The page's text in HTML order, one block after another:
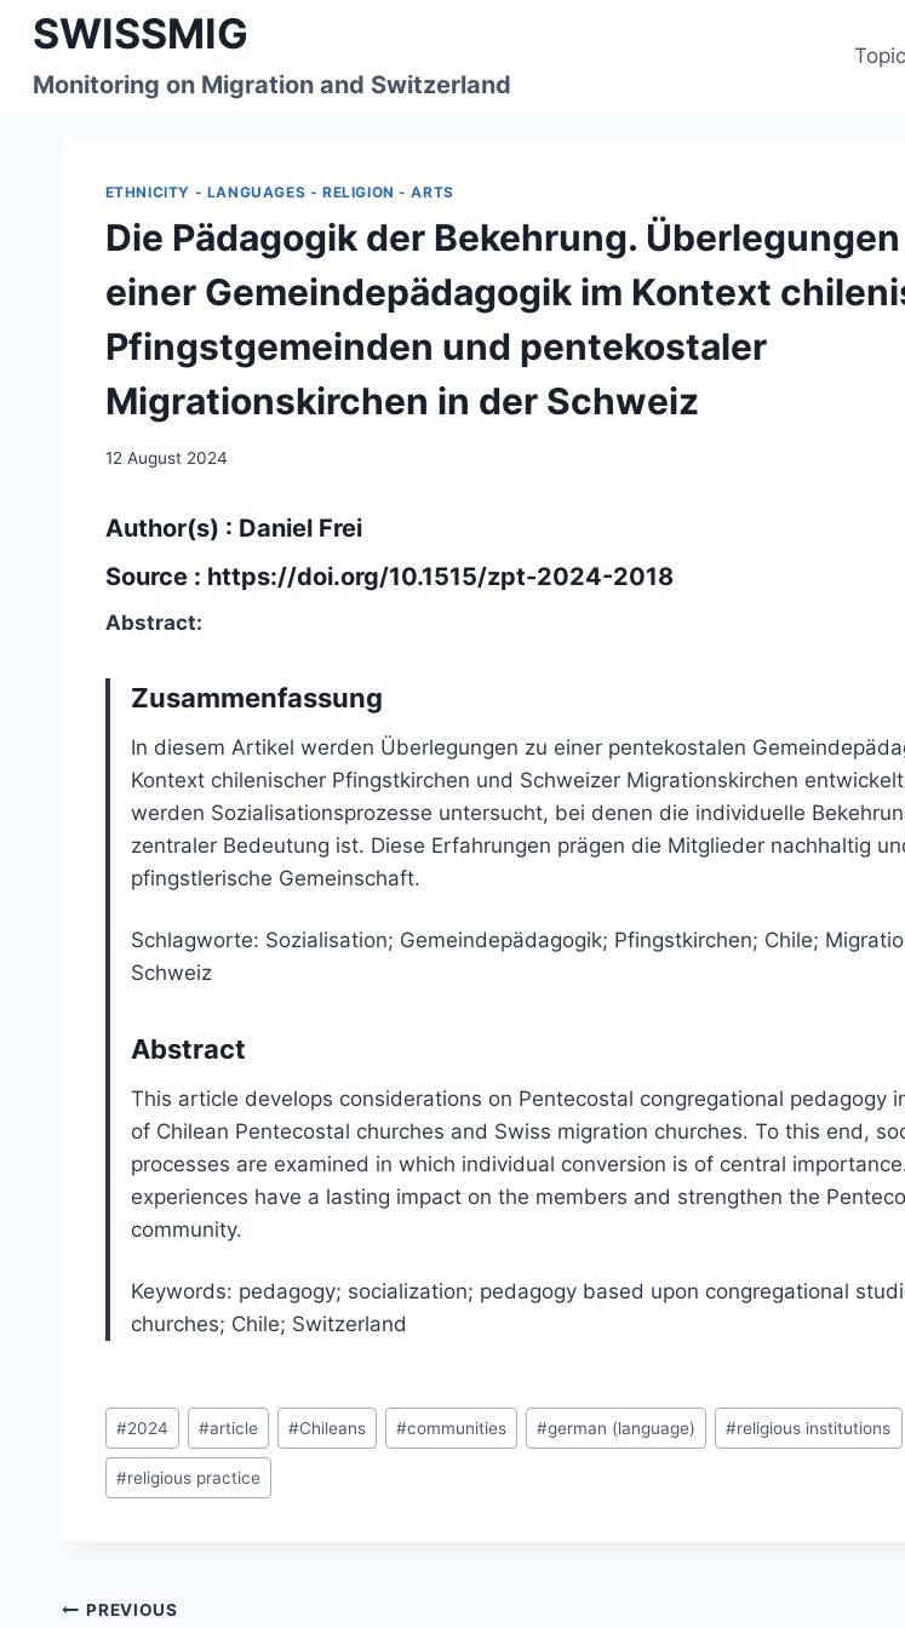
Skip
content
SWISSMIG
Monitoring on Migration and Switzerland
ETHNICITY - LANGUAGES - RELIGION - ARTS
Die Pädagogik der Bekehrung.
einer Gemeindepädagogik im Kontext
Pfingstgemeinden und pentekostaler
Migrationskirchen in der Schweiz
12 August 2024
Author(s) : Daniel Frei
Source : https://doi.org/10.1515/zpt-2024-2018
Abstract:
Zusammenfassung
In diesem Artikel werden Überlegungen zu einer pentekostalen
Kontext chilenischer Pfingstkirchen und Schweizer Migrationskirchen
werden Sozialisationsprozesse untersucht, bei denen die individuelle
zentraler Bedeutung ist. Diese Erfahrungen prägen die Mitglieder nachhaltig
pfingstlerische Gemeinschaft.
Schlagworte: Sozialisation; Gemeindepädagogik; Pfingstkirchen; Chile;
Schweiz
Abstract
This article develops considerations on Pentecostal congregational pedagogy
of Chilean Pentecostal churches and Swiss migration churches. To this end,
processes are examined in which individual conversion is of central
experiences have a lasting impact on the members and strengthen the
community.
Keywords: pedagogy; socialization; pedagogy based upon congregational
churches; Chile; Switzerland
Post
Tags:
#2024 #article #Chileans #communities #german (language) #religious institutions
#religious practice
Post
PREVIOUS